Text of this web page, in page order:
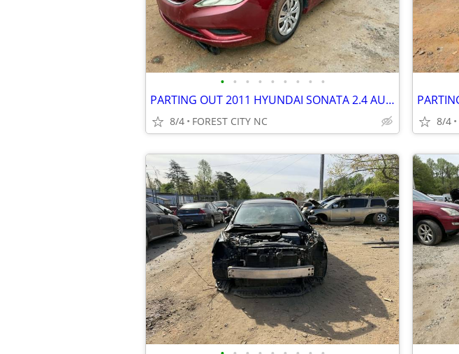
• • • • • • • • •
PARTING OUT 2011 HYUNDAI SONATA 2.4 AUTO GOOD TRANSMISSION CALL US
8/4 FOREST CITY NC 8/4